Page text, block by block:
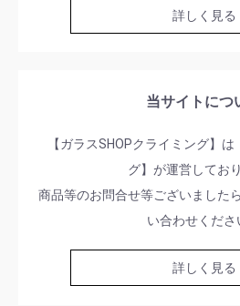
詳しく見る
当サイトにつ
【ガラスSHOPクライミング】
グ】が運営してお
商品等のお問合せ等ございました
い合わせくださ
詳しく見る